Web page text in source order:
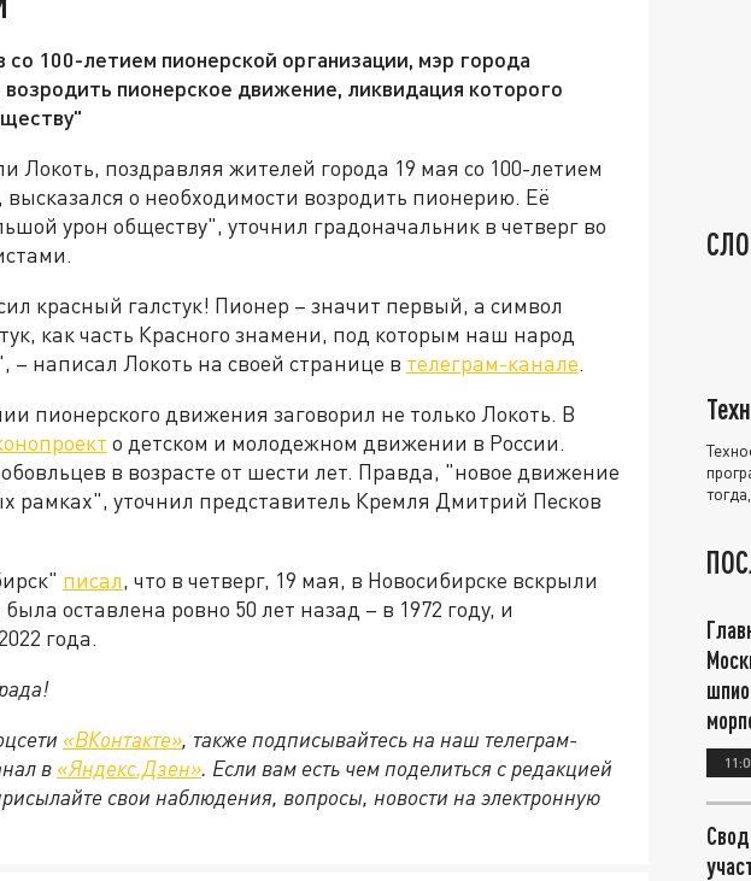
со 100-летием пионерской организации, мэр города
пионерское движение, ликвидация которого
Локоть, поздравляя жителей города 19 мая со 100-летием
о необходимости возродить пионерию. Её
урон обществу", уточнил градоначальник в четверг во
красный галстук! Пионер – значит первый, а символ
как часть Красного знамени, под которым наш народ
написал Локоть на своей странице в телеграм-канале.
пионерского движения заговорил не только Локоть. В
о детском и молодежном движении в России.
в возрасте от шести лет. Правда, "новое движение
рамках", уточнил представитель Кремля Дмитрий Песков
писал, что в четверг, 19 мая, в Новосибирске вскрыли
оставлена ровно 50 лет назад – в 1972 году, и
года.
«ВКонтакте», также подписывайтесь на наш телеграм-
в «Яндекс.Дзен». Если вам есть чем поделиться с редакцией
свои наблюдения, вопросы, новости на электронную